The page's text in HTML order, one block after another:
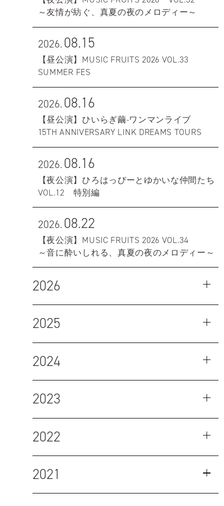
～友情が紡ぐ、真夏の夜のメロディー～
2026.08.15
【昼公演】MUSIC FRUITS 2026 VOL.33
SUMMER FES
2026.08.16
【昼公演】ひいらぎ繭-ワンマンライブ
15TH ANNIVERSARY LINK DREAMS TOURS
2026.08.16
【夜公演】ひろはっぴーとゆかいな仲間たち
VOL.12 特別編
2026.08.22
【夜公演】MUSIC FRUITS 2026 VOL.34
～音に酔いしれる、真夏の夜のメロディー～
2026
2025
2024
2023
2022
2021